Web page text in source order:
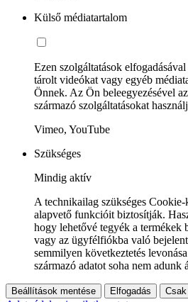
Külső médiatartalom
Ezen szolgáltatások
tárolt videókat vagy egyéb
Önnek. Az Ön beleegyezésével
származó szolgáltatásokat
Vimeo, YouTube
Szükséges
Mindig aktív
A technikailag szükséges
alapvető funkcióit biztosítják.
hogy lehetővé tegyék a termékek
vagy az ügyfélfiókba való
semmilyen következtetés
származó adatot soha nem adunk
Beállítások mentése Elfogadás